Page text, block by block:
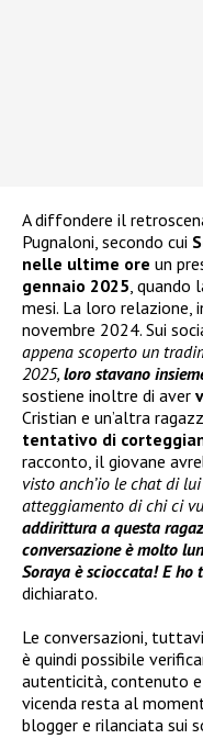
A diffondere il
Pugnaloni, secondo cui
nelle ultime ore un
gennaio 2025 ,
mesi. La loro relazione,
novembre 2024. Sui
appena scoperto un
2025, loro stavano
sostiene inoltre di aver
Cristian e un’altra
tentativo di
racconto, il giovane
visto anch’io le chat di
atteggiamento di chi ci
addirittura a questa
conversazione è molto
Soraya è scioccata! E
dichiarato.
Le conversazioni,
è quindi possibile
autenticità, contenuto
vicenda resta al
blogger e rilanciata sui